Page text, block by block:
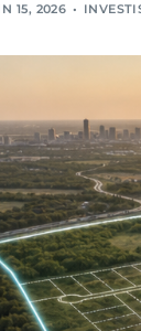
15, 2026